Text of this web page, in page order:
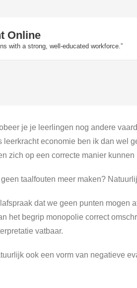
Online
with a strong, well-educated workforce.”
je je leerlingen nog andere
leerkracht economie ben ik dan wel
zich op een correcte manier kunnen
taalfouten meer maken?
dat we geen punten mogen
het begrip monopolie correct
vatbaar.
ook een vorm van negatieve